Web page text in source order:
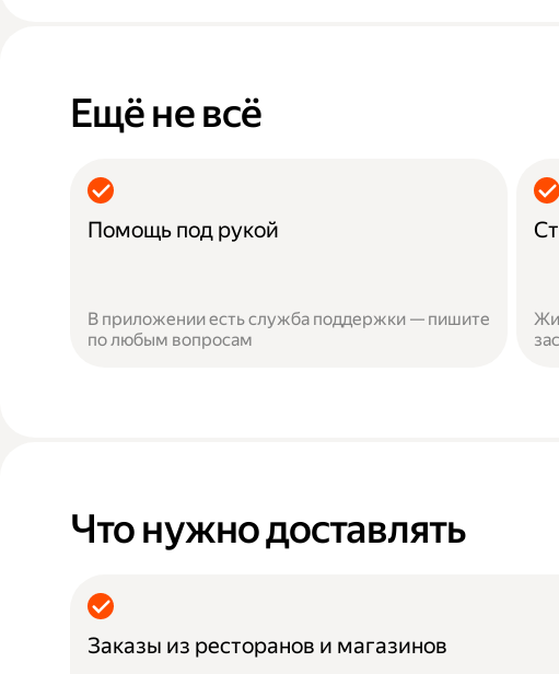
Ещё не всё
Помощь под рукой
В приложении есть служба поддержки — пишите
по любым вопросам
Что нужно доставлять
Заказы из ресторанов и магазинов